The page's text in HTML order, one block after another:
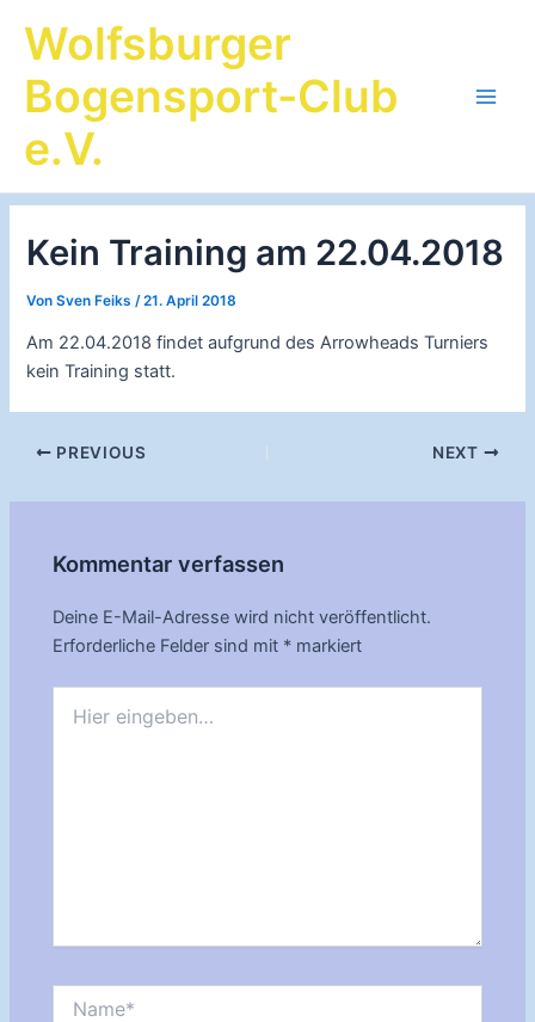
InhaltWolfsburger
Bogensport-Club
e.V.
Kein Training am 22.04.2018
VonSven Feiks /21. April 2018
Am 22.04.2018 findet aufgrund des Arrowheads Turniers
kein Training statt.
Post
PREVIOUS NEXT
Kommentar verfassen
Deine E-Mail-Adresse wird nicht veröffentlicht.
Erforderliche Felder sind mit * markiert
eingeben…